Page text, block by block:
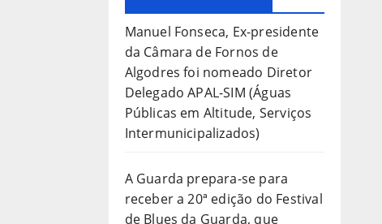
Manuel Fonseca, Ex-presidente
da Câmara de Fornos de
Algodres foi nomeado Diretor
Delegado APAL-SIM (Águas
Públicas em Altitude, Serviços
Intermunicipalizados)
A Guarda prepara-se para
receber a 20ª edição do Festival
de Blues da Guarda, que